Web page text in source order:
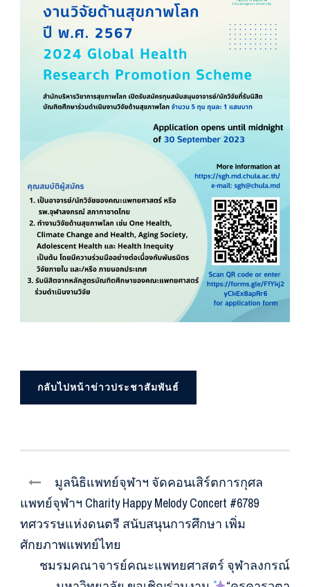
กลับไปหน้าข่าวประชาสัมพันธ์
มูลนิธิแพทย์จุฬาฯ จัดคอนเสิร์ตการกุศล
แพทย์จุฬาฯ Charity Happy Melody Concert #6789
ทศวรรษแห่งดนตรี สนับสนุนการศึกษา เพิ่ม
ศักยภาพแพทย์ไทย
ชมรมคณาจารย์คณะแพทยศาสตร์ จุฬาลงกรณ์